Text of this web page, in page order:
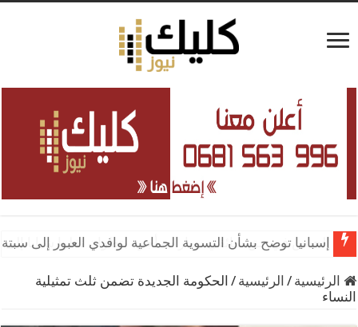
الحبس في حق سائقي سيارات أجرة بتطوان نقلوا شبابا إلى
الرئيسية / الرئيسية / الحكومة الجديدة تضمن ثلث تمثيلية
النساء